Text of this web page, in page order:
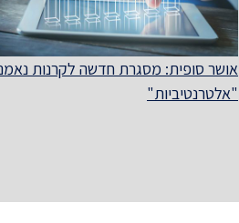
אושר סופית: מסגרת חדשה לקרנות
"אלטרנטיביות"